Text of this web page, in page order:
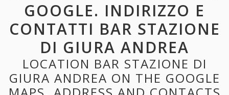
GOOGLE. INDIRIZZO E
CONTATTI BAR STAZIONE
DI GIURA ANDREA
LOCATION BAR STAZIONE DI
GIURA ANDREA ON THE GOOGLE